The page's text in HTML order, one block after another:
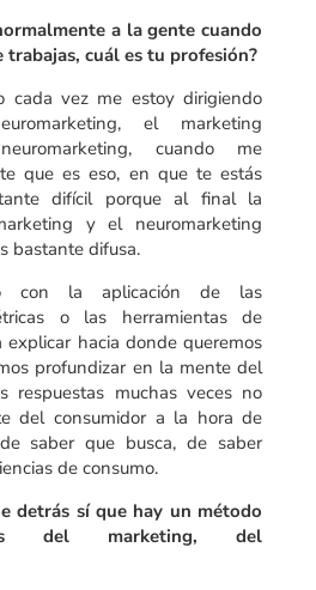
a la gente cuando
cuál es tu profesión?
cada vez me estoy dirigiendo
el marketing
cuando me
que es eso, en que te estás
difícil porque al final la
y el neuromarketing
bastante difusa.
con la aplicación de las
o las herramientas de
explicar hacia donde queremos
profundizar en la mente del
respuestas muchas veces no
del consumidor a la hora de
saber que busca, de saber
de consumo.
detrás sí que hay un método
del marketing, del